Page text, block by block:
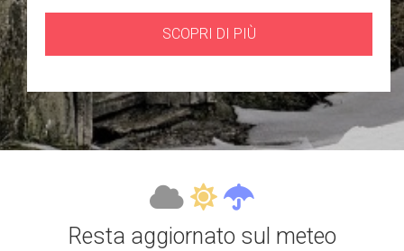
SCOPRI DI PIÙ
Resta aggiornato sul meteo